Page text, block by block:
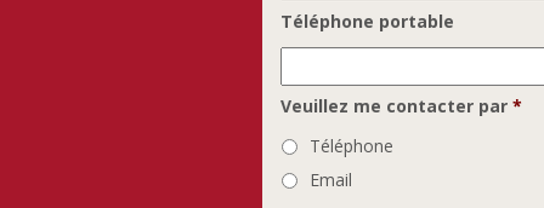
Téléphone portable
Veuillez me contacter par *
Téléphone
Email